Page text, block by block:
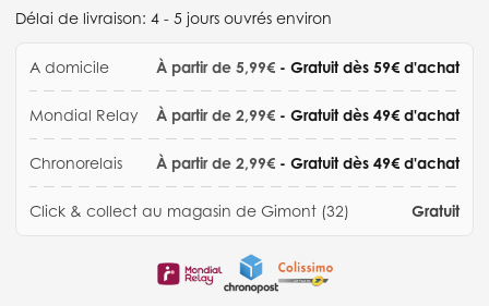
Délai de livraison: 4 - 5 jours ouvrés environ
A domicile À partir de 5,99€ - Gratuit dès 59€ d'achat
Mondial Relay À partir de 2,99€ - Gratuit dès 49€ d'achat
Chronorelais À partir de 2,99€ - Gratuit dès 49€ d'achat
Click & collect au magasin de Gimont (32) Gratuit